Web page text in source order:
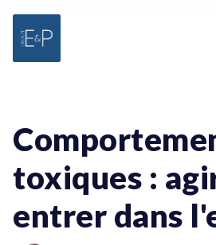
toxiques :
entrer dans